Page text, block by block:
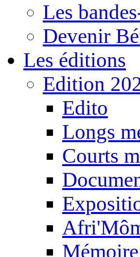
Les
Devenir
Les éditions
Edition
Edito
Longs
Courts